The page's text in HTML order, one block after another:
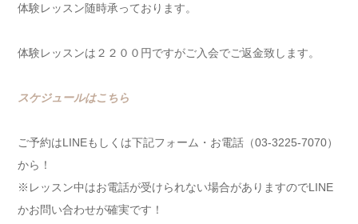
体験レッスン随時承っております。
体験レッスンは２２００円ですがご入会でご返金致します。
スケジュールはこちら
ご予約はLINEもしくは下記フォーム・お電話（03-3225-7070）
から！
※レッスン中はお電話が受けられない場合がありますのでLINE
かお問い合わせが確実です！